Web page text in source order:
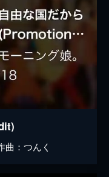
曲：つんく